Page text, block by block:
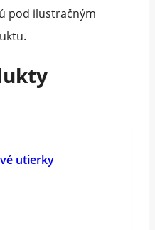
pod ilustračným
utierky